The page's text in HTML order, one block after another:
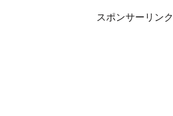
スポンサーリンク